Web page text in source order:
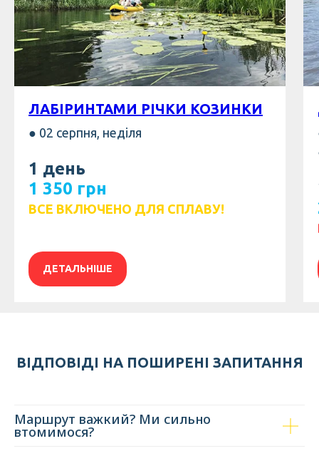
ЛАБІРИНТАМИ РІЧКИ КОЗИНКИ
● 02 серпня, неділя
1 день
1 350 грн
ВСЕ ВКЛЮЧЕНО ДЛЯ СПЛАВУ!
ДЕТАЛЬНІШЕ
ВІДПОВІДІ НА ПОШИРЕНІ ЗАПИТАННЯ
Маршрут важкий? Ми сильно
втомимося?